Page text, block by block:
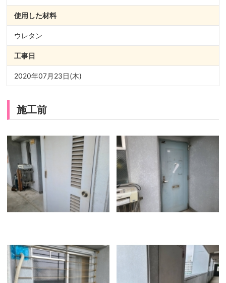
使用した材料
ウレタン
工事日
2020年07月23日(木)
施工前